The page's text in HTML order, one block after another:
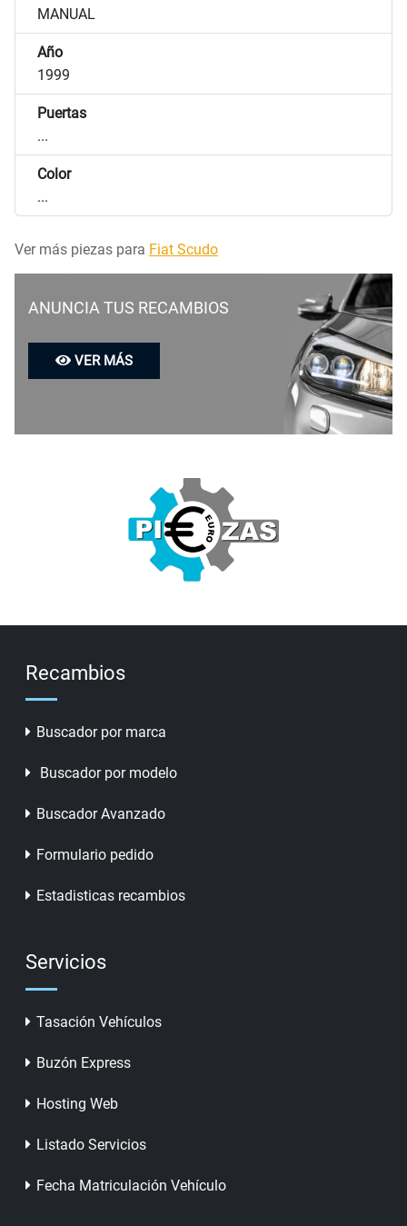
MANUAL
Año
1999
Puertas
...
Color
...
Ver más piezas para Fiat Scudo
ANUNCIA TUS RECAMBIOS
VER MÁS
Recambios
Buscador por marca
Buscador por modelo
Buscador Avanzado
Formulario pedido
Estadisticas recambios
Servicios
Tasación Vehículos
Buzón Express
Hosting Web
Listado Servicios
Fecha Matriculación Vehículo